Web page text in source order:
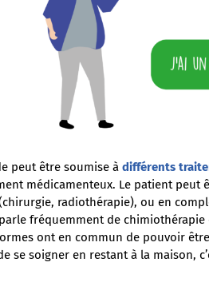
peut être soumise à différents
médicamenteux. Le patient
radiothérapie), ou en
fréquemment de
ont en commun de pouvoir
se soigner en restant à la maison,